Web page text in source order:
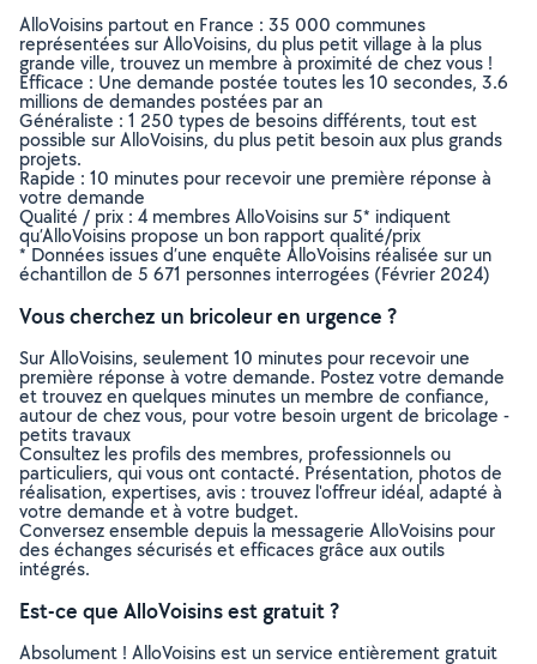
AlloVoisins partout en France : 35 000 communes
représentées sur AlloVoisins, du plus petit village à la plus
grande ville, trouvez un membre à proximité de chez vous !
Efficace : Une demande postée toutes les 10 secondes, 3.6
millions de demandes postées par an
Généraliste : 1 250 types de besoins différents, tout est
possible sur AlloVoisins, du plus petit besoin aux plus grands
projets.
Rapide : 10 minutes pour recevoir une première réponse à
votre demande
Qualité / prix : 4 membres AlloVoisins sur 5* indiquent
qu’AlloVoisins propose un bon rapport qualité/prix
* Données issues d’une enquête AlloVoisins réalisée sur un
échantillon de 5 671 personnes interrogées (Février 2024)
Vous cherchez un bricoleur en urgence ?
Sur AlloVoisins, seulement 10 minutes pour recevoir une
première réponse à votre demande. Postez votre demande
et trouvez en quelques minutes un membre de confiance,
autour de chez vous, pour votre besoin urgent de bricolage -
petits travaux
Consultez les profils des membres, professionnels ou
particuliers, qui vous ont contacté. Présentation, photos de
réalisation, expertises, avis : trouvez l'offreur idéal, adapté à
votre demande et à votre budget.
Conversez ensemble depuis la messagerie AlloVoisins pour
des échanges sécurisés et efficaces grâce aux outils
intégrés.
Est-ce que AlloVoisins est gratuit ?
Absolument ! AlloVoisins est un service entièrement gratuit